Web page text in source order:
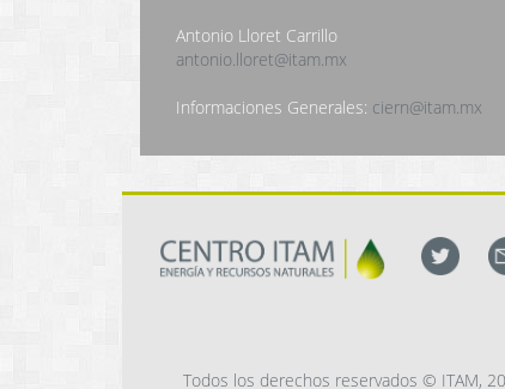
Antonio Lloret Carrillo
antonio.lloret@itam.mx
Informaciones Generales: ciern@itam.mx
Todos los derechos reservados © ITAM,